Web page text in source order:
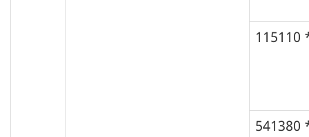
115110
541380